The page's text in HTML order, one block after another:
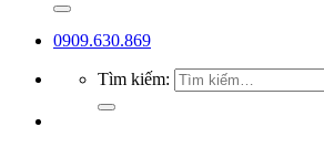
0909.630.869
Tìm kiếm: